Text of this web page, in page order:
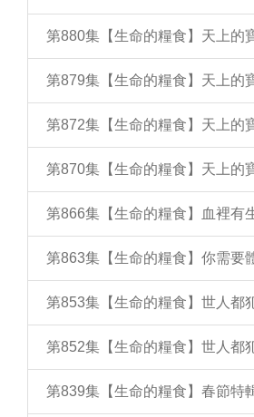
第880集【生命的糧食】天上的
第879集【生命的糧食】天上的
第872集【生命的糧食】天上的
第870集【生命的糧食】天上的
第866集【生命的糧食】血裡有
第863集【生命的糧食】你需要
第853集【生命的糧食】世人都
第852集【生命的糧食】世人都
第839集【生命的糧食】春節特